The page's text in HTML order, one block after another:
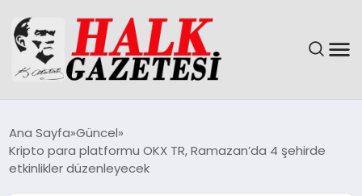
DÜNYA
Ana Sayfa Güncel
Kripto para platformu OKX TR, Ramazan’da 4 şehirde
etkinlikler düzenleyecek